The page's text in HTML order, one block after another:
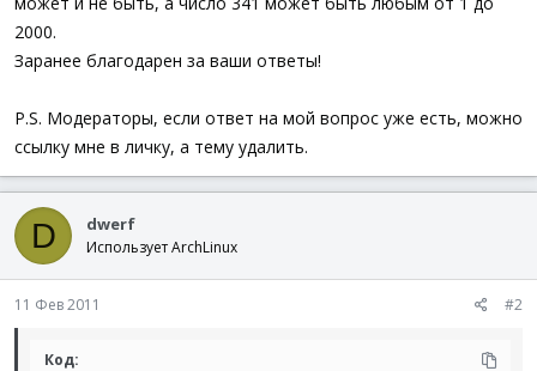
2000.
Заранее благодарен за ваши ответы!
P.S. Модераторы, если ответ на мой вопрос уже есть, можно
ссылку мне в личку, а тему удалить.
D dwerf
Использует ArchLinux
11 Фев 2011 #2
Код: